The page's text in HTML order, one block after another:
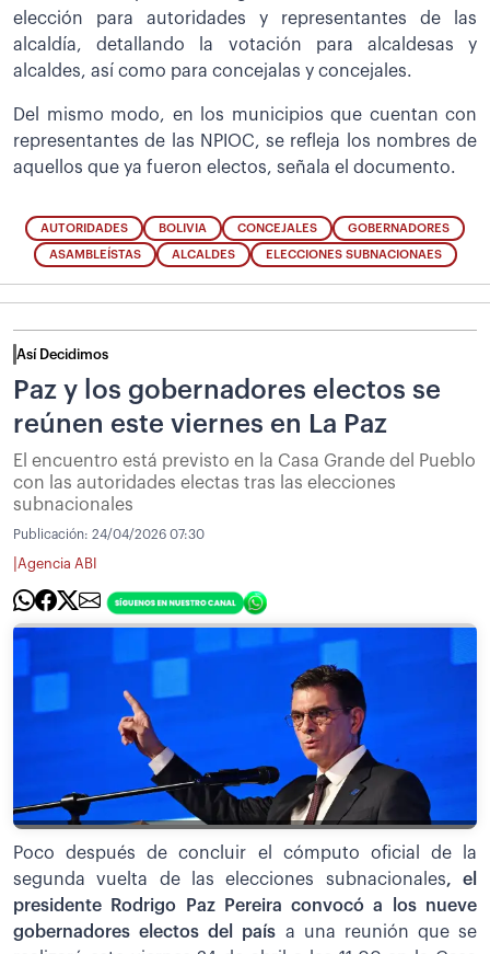
elección para autoridades y representantes de las
alcaldía, detallando la votación para alcaldesas y
alcaldes, así como para concejalas y concejales.
Del mismo modo, en los municipios que cuentan con
representantes de las NPIOC, se refleja los nombres de
aquellos que ya fueron electos, señala el documento.
AUTORIDADES BOLIVIA CONCEJALES GOBERNADORES
ASAMBLEÍSTAS ALCALDES ELECCIONES SUBNACIONAES
Así Decidimos
Paz y los gobernadores electos se
reúnen este viernes en La Paz
El encuentro está previsto en la Casa Grande del Pueblo
con las autoridades electas tras las elecciones
subnacionales
Publicación: 24/04/2026 07:30
Agencia ABI
Poco después de concluir el cómputo oficial de la
segunda vuelta de las elecciones subnacionales, el
presidente Rodrigo Paz Pereira convocó a los nueve
gobernadores electos del país a una reunión que se